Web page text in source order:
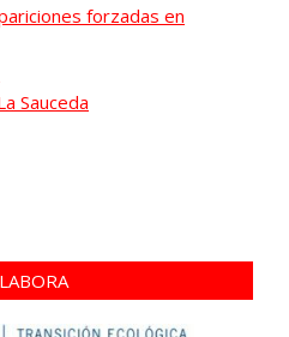
forzadas en
Sauceda